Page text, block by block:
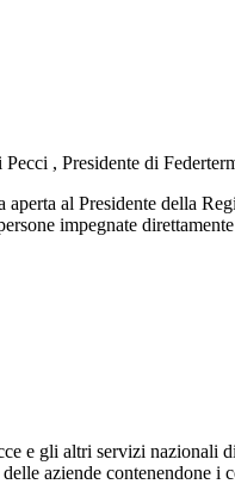
, Presidente di
al Presidente della
impegnate
e gli altri servizi nazionali
aziende contenendone i